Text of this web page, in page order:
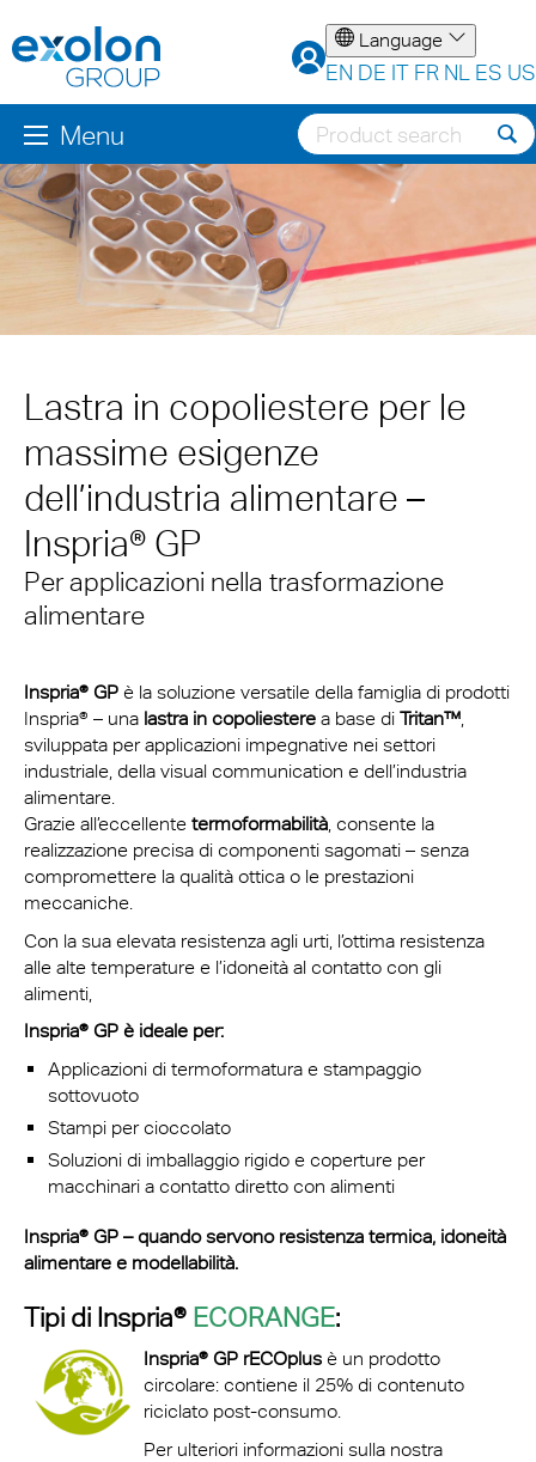
Language
EN DE IT FR NL ES US
Menu
Lastra in copoliestere per le
massime esigenze
dell’industria alimentare –
Inspria® GP
Per applicazioni nella trasformazione
alimentare
Inspria® GP è la soluzione versatile della famiglia di prodotti
Inspria® – una lastra in copoliestere a base di Tritan™,
sviluppata per applicazioni impegnative nei settori
industriale, della visual communication e dell’industria
alimentare.
Grazie all’eccellente termoformabilità, consente la
realizzazione precisa di componenti sagomati – senza
compromettere la qualità ottica o le prestazioni
meccaniche.
Con la sua elevata resistenza agli urti, l’ottima resistenza
alle alte temperature e l’idoneità al contatto con gli
alimenti,
Inspria® GP è ideale per:
Applicazioni di termoformatura e stampaggio
sottovuoto
Stampi per cioccolato
Soluzioni di imballaggio rigido e coperture per
macchinari a contatto diretto con alimenti
Inspria® GP – quando servono resistenza termica, idoneità
alimentare e modellabilità.
Tipi di Inspria® ECORANGE:
Inspria® GP rECOplus è un prodotto
circolare: contiene il 25% di contenuto
riciclato post-consumo.
Per ulteriori informazioni sulla nostra